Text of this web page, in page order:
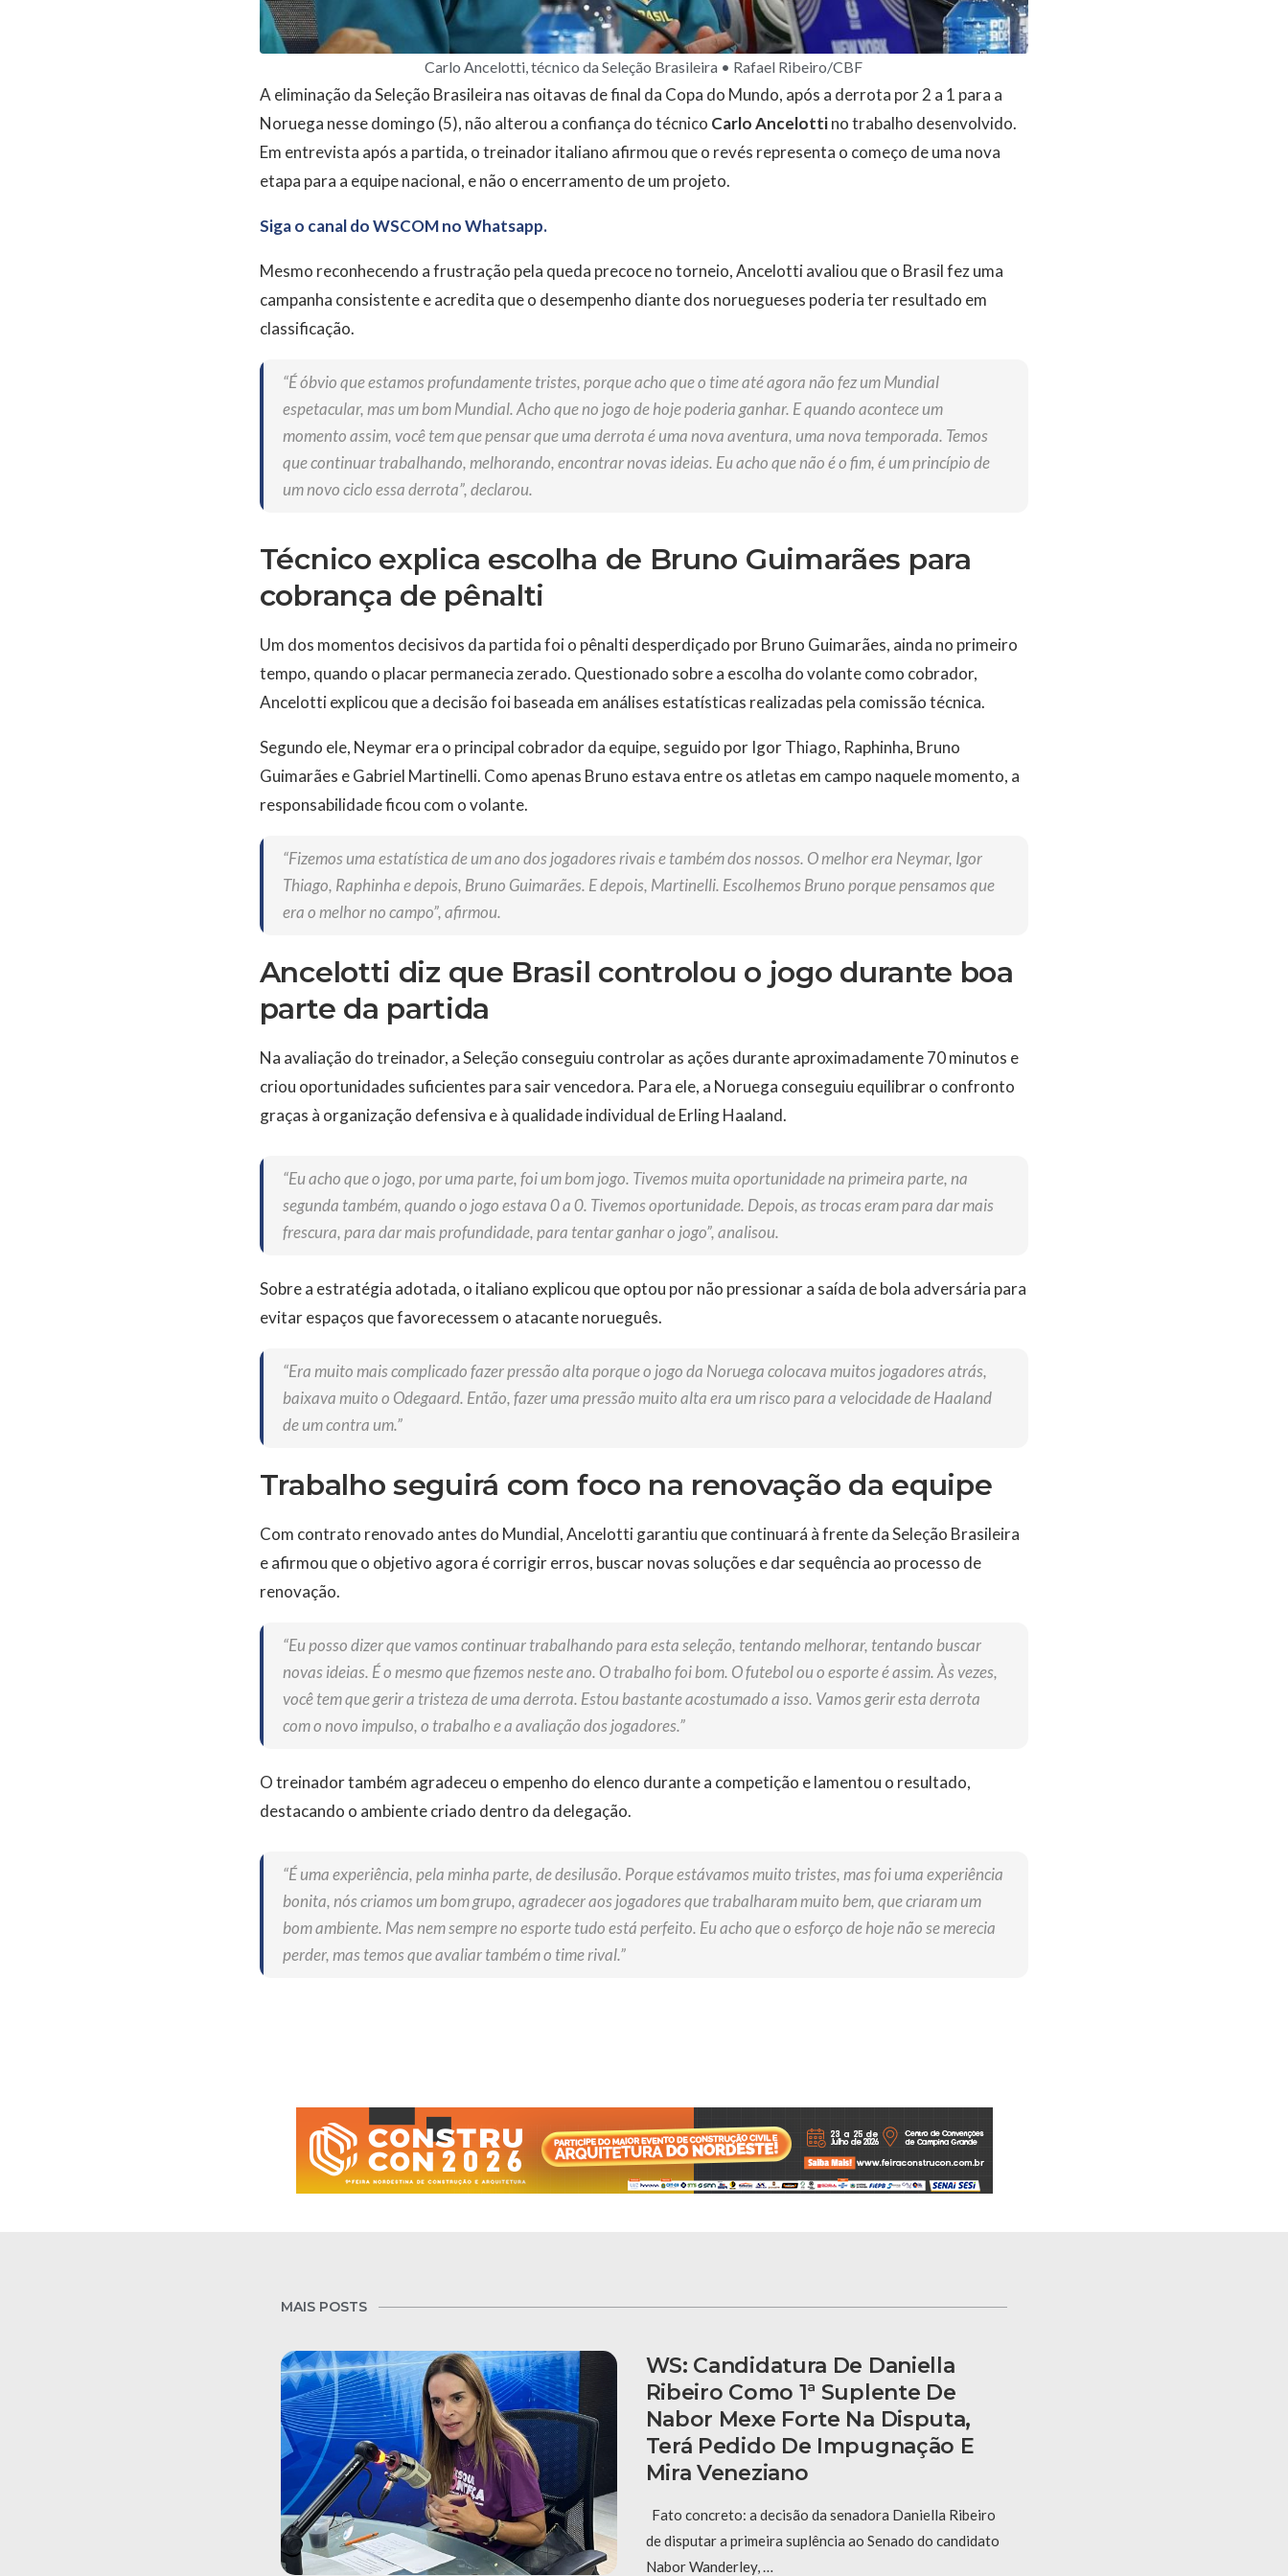
Carlo Ancelotti, técnico da Seleção Brasileira • Rafael Ribeiro/CBF
A eliminação da Seleção Brasileira nas oitavas de final da Copa do Mundo, após a derrota por 2 a 1 para a
Noruega nesse domingo (5), não alterou a confiança do técnico Carlo Ancelottino trabalho desenvolvido.
Em entrevista após a partida, o treinador italiano afirmou que o revés representa o começo de uma nova
etapa para a equipe nacional, e não o encerramento de um projeto.
Siga o canal do WSCOM no Whatsapp.
Mesmo reconhecendo a frustração pela queda precoce no torneio, Ancelotti avaliou que o Brasil fez uma
campanha consistente e acredita que o desempenho diante dos noruegueses poderia ter resultado em
classificação.
“É óbvio que estamos profundamente tristes, porque acho que o time até agora não fez um Mundial
espetacular, mas um bom Mundial. Acho que no jogo de hoje poderia ganhar. E quando acontece um
momento assim, você tem que pensar que uma derrota é uma nova aventura, uma nova temporada. Temos
que continuar trabalhando, melhorando, encontrar novas ideias. Eu acho que não é o fim, é um princípio de
um novo ciclo essa derrota”, declarou.
Técnico explica escolha de Bruno Guimarães para
cobrança de pênalti
Um dos momentos decisivos da partida foi o pênalti desperdiçado por Bruno Guimarães, ainda no primeiro
tempo, quando o placar permanecia zerado. Questionado sobre a escolha do volante como cobrador,
Ancelotti explicou que a decisão foi baseada em análises estatísticas realizadas pela comissão técnica.
Segundo ele, Neymar era o principal cobrador da equipe, seguido por Igor Thiago, Raphinha, Bruno
Guimarães e Gabriel Martinelli. Como apenas Bruno estava entre os atletas em campo naquele momento, a
responsabilidade ficou com o volante.
“Fizemos uma estatística de um ano dos jogadores rivais e também dos nossos. O melhor era Neymar, Igor
Thiago, Raphinha e depois, Bruno Guimarães. E depois, Martinelli. Escolhemos Bruno porque pensamos que
era o melhor no campo”, afirmou.
Ancelotti diz que Brasil controlou o jogo durante boa
parte da partida
Na avaliação do treinador, a Seleção conseguiu controlar as ações durante aproximadamente 70 minutos e
criou oportunidades suficientes para sair vencedora. Para ele, a Noruega conseguiu equilibrar o confronto
graças à organização defensiva e à qualidade individual de Erling Haaland.
“Eu acho que o jogo, por uma parte, foi um bom jogo. Tivemos muita oportunidade na primeira parte, na
segunda também, quando o jogo estava 0 a 0. Tivemos oportunidade. Depois, as trocas eram para dar mais
frescura, para dar mais profundidade, para tentar ganhar o jogo”, analisou.
Sobre a estratégia adotada, o italiano explicou que optou por não pressionar a saída de bola adversária para
evitar espaços que favorecessem o atacante norueguês.
“Era muito mais complicado fazer pressão alta porque o jogo da Noruega colocava muitos jogadores atrás,
baixava muito o Odegaard. Então, fazer uma pressão muito alta era um risco para a velocidade de Haaland
de um contra um.”
Trabalho seguirá com foco na renovação da equipe
Com contrato renovado antes do Mundial, Ancelotti garantiu que continuará à frente da Seleção Brasileira
e afirmou que o objetivo agora é corrigir erros, buscar novas soluções e dar sequência ao processo de
renovação.
“Eu posso dizer que vamos continuar trabalhando para esta seleção, tentando melhorar, tentando buscar
novas ideias. É o mesmo que fizemos neste ano. O trabalho foi bom. O futebol ou o esporte é assim. Às vezes,
você tem que gerir a tristeza de uma derrota. Estou bastante acostumado a isso. Vamos gerir esta derrota
com o novo impulso, o trabalho e a avaliação dos jogadores.”
O treinador também agradeceu o empenho do elenco durante a competição e lamentou o resultado,
destacando o ambiente criado dentro da delegação.
“É uma experiência, pela minha parte, de desilusão. Porque estávamos muito tristes, mas foi uma experiência
bonita, nós criamos um bom grupo, agradecer aos jogadores que trabalharam muito bem, que criaram um
bom ambiente. Mas nem sempre no esporte tudo está perfeito. Eu acho que o esforço de hoje não se merecia
perder, mas temos que avaliar também o time rival.”
MAIS POSTS
WS: Candidatura De Daniella
Ribeiro Como 1ª Suplente De
Nabor Mexe Forte Na Disputa,
Terá Pedido De Impugnação E
Mira Veneziano
Fato concreto: a decisão da senadora Daniella Ribeiro
de disputar a primeira suplência ao Senado do candidato
Nabor Wanderley, …